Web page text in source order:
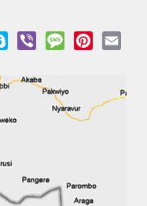
Skype Viber MessagePinterest